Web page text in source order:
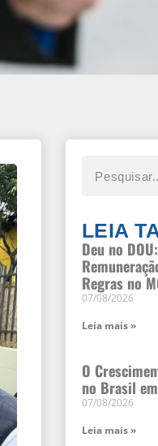
LEIA
Deu no
Regras no
07/08/2026
Leia mais »
O
no Brasil
07/08/2026
Leia mais »